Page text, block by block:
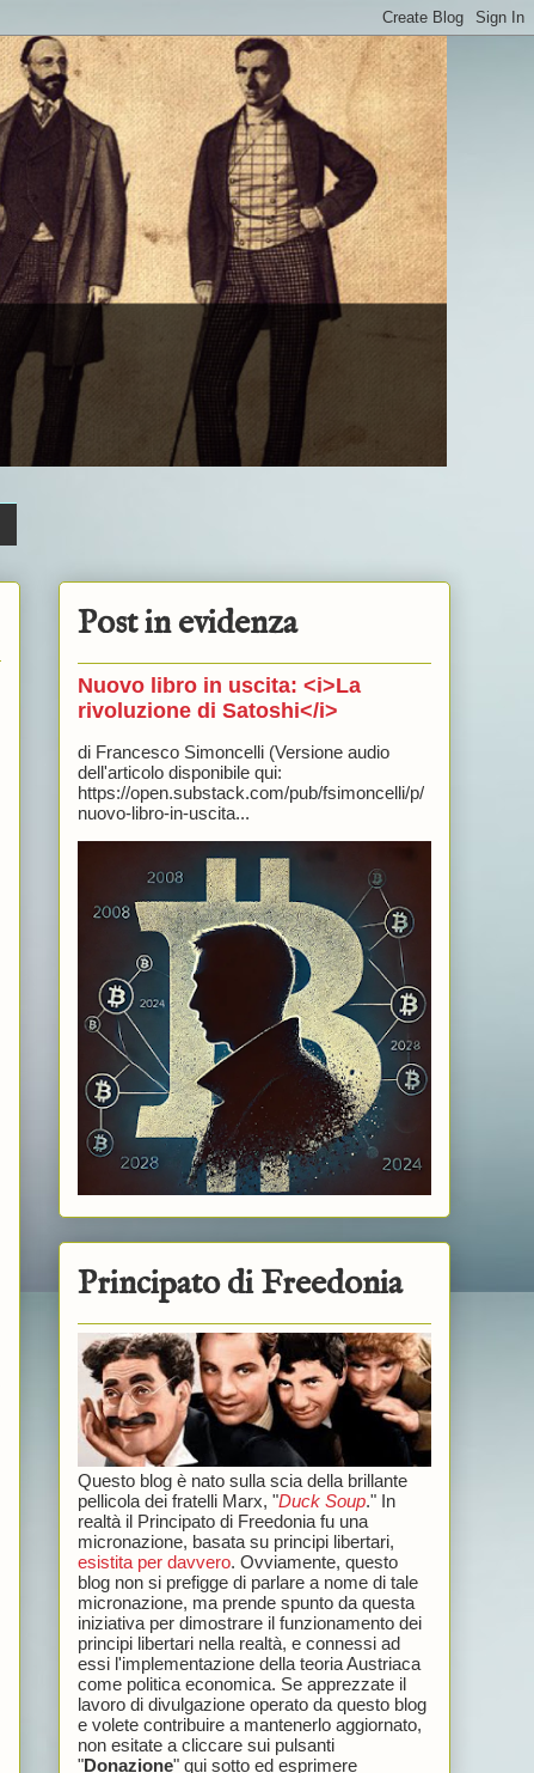
Post in evidenza
Nuovo libro in uscita: <i>La
rivoluzione di Satoshi</i>
di Francesco Simoncelli (Versione audio
dell'articolo disponibile qui:
https://open.substack.com/pub/fsimoncelli/p/
nuovo-libro-in-uscita...
Principato di Freedonia
Questo blog è nato sulla scia della brillante
pellicola dei fratelli Marx, "Duck Soup." In
realtà il Principato di Freedonia fu una
micronazione, basata su principi libertari,
esistita per davvero. Ovviamente, questo
blog non si prefigge di parlare a nome di tale
micronazione, ma prende spunto da questa
iniziativa per dimostrare il funzionamento dei
principi libertari nella realtà, e connessi ad
essi l'implementazione della teoria Austriaca
come politica economica. Se apprezzate il
lavoro di divulgazione operato da questo blog
e volete contribuire a mantenerlo aggiornato,
non esitate a cliccare sui pulsanti
"Donazione" qui sotto ed esprimere